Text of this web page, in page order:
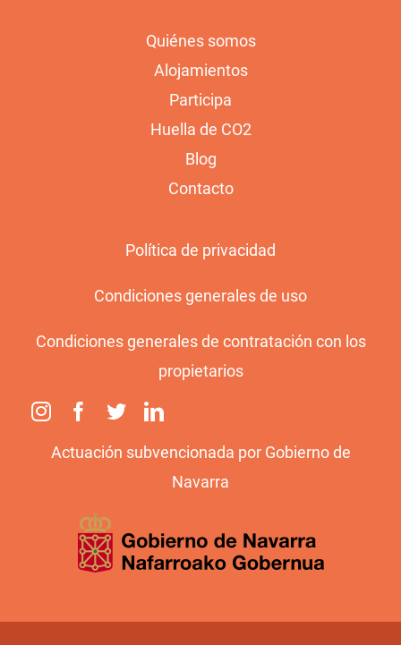
Quiénes somos
Alojamientos
Participa
Huella de CO2
Blog
Contacto
Política de privacidad
Condiciones generales de uso
Condiciones generales de contratación con los
propietarios
Actuación subvencionada por Gobierno de
Navarra